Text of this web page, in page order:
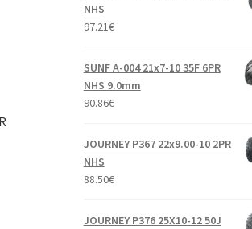
NHS
97.21€
SUNF A-004 21x7-10 35F 6PR
NHS 9.0mm
90.86€
JOURNEY P367 22x9.00-10 2PR
NHS
88.50€
JOURNEY P376 25X10-12 50J